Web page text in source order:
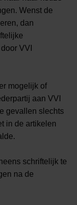
Wenst de
dan
VVI
mogelijk of
aan VVI
gevallen slechts
in de artikelen
schriftelijk te
na de